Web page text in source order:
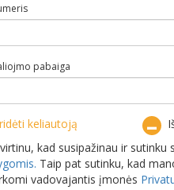
pabaiga
keliautoją
kad susipažinau ir sutinku
Taip pat sutinku, kad
vadovajantis įmonės